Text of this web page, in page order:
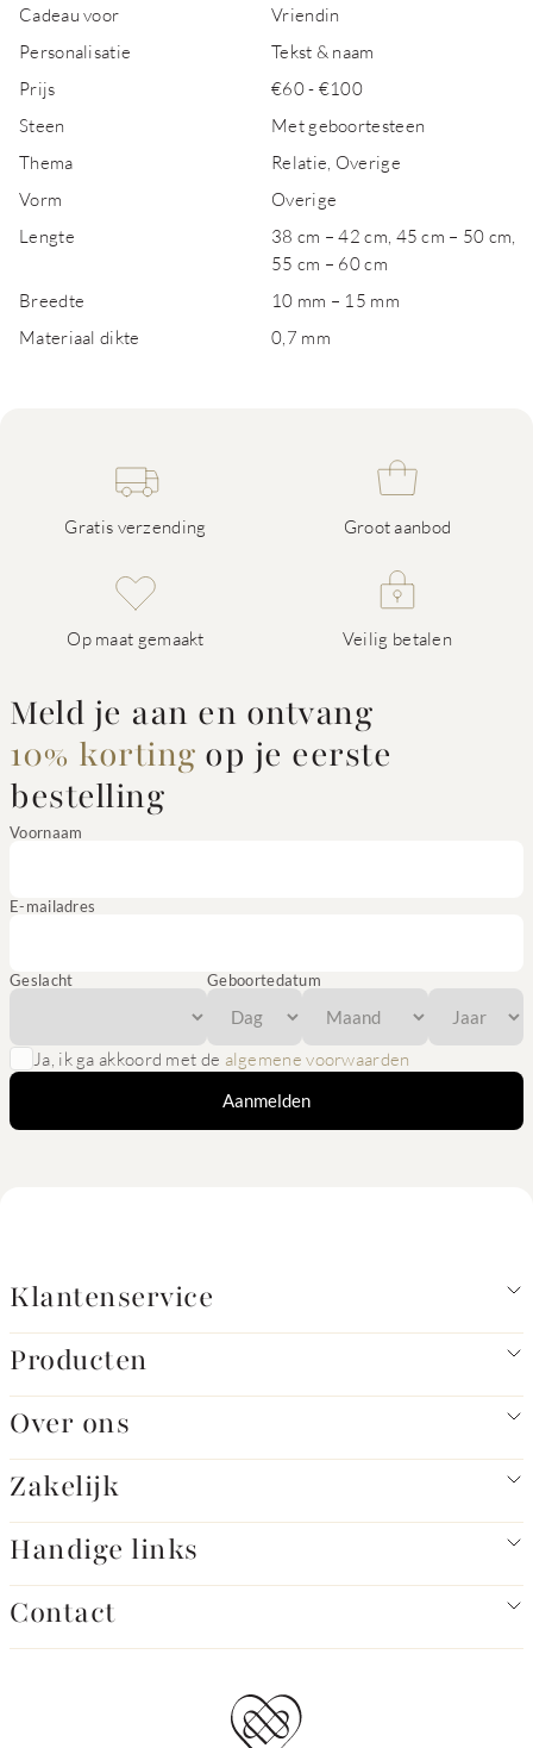
Cadeau voor
Vriendin
Personalisatie
Tekst & naam
Prijs
€60 - €100
Steen
Met geboortesteen
Thema
Relatie, Overige
Vorm
Overige
Lengte
38 cm – 42 cm, 45 cm – 50 cm,
55 cm – 60 cm
Breedte
10 mm – 15 mm
Materiaal dikte
0,7 mm
Gratis verzending Groot aanbod
Op maat gemaakt Veilig betalen
Meld je aan en ontvang
10% korting op je eerste
bestelling
Voornaam
E-mailadres
Geslacht Geboortedatum
Ja, ik ga akkoord met de algemene voorwaarden
Aanmelden
Klantenservice
Producten
Over ons
Zakelijk
Handige links
Contact